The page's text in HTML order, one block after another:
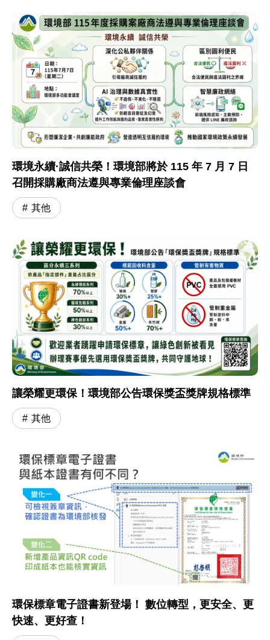
環境永續·誠信共榮！環境部將於 115 年 7 月 7 日
召開採購廠商法遵與專業倫理座談會
其他
讓榮耀更環保！環境部公告環保獎盃獎牌規格標準
其他
環保標章電子證書新登場！ 數位轉型，更安全、更
快速、更好查！